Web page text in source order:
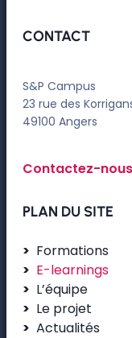
CONTACT
S&P Campus
23 rue des
49100 Angers
Contactez-nous
PLAN DU SITE
Formations
E-learnings
L’équipe
Le projet
Actualités